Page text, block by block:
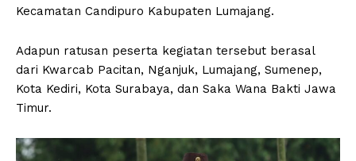
Kecamatan Candipuro Kabupaten Lumajang.
Adapun ratusan peserta kegiatan tersebut berasal
dari Kwarcab Pacitan, Nganjuk, Lumajang, Sumenep,
Kota Kediri, Kota Surabaya, dan Saka Wana Bakti Jawa
Timur.